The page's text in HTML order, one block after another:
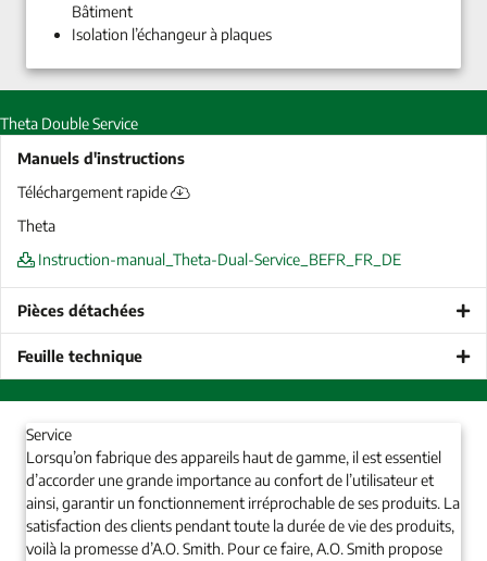
Bâtiment
Isolation l’échangeur à plaques
Theta Double Service
Manuels d'instructions
Téléchargement rapide
Theta
Instruction-manual_Theta-Dual-Service_BEFR_FR_DE
Pièces détachées
Feuille technique
Service
Lorsqu’on fabrique des appareils haut de gamme, il est essentiel
d’accorder une grande importance au confort de l’utilisateur et
ainsi, garantir un fonctionnement irréprochable de ses produits. La
satisfaction des clients pendant toute la durée de vie des produits,
voilà la promesse d’A.O. Smith. Pour ce faire, A.O. Smith propose